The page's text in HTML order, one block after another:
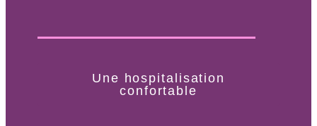
Une hospitalisation
confortable